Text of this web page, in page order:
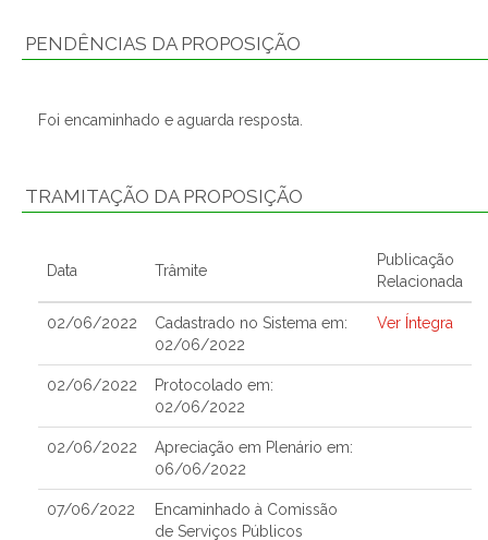
PENDÊNCIAS DA PROPOSIÇÃO
Foi encaminhado e aguarda resposta.
TRAMITAÇÃO DA PROPOSIÇÃO
Data Trâmite
Publicação
Relacionada
02/06/2022
Cadastrado no Sistema em:
02/06/2022
Ver Íntegra
02/06/2022
Protocolado em:
02/06/2022
02/06/2022
Apreciação em Plenário em:
06/06/2022
07/06/2022
Encaminhado à Comissão
de Serviços Públicos